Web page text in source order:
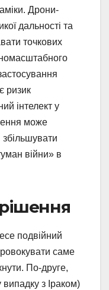
Дрони-
дальності та
точкових
ризик
інтелект у
може
війни» в
подвійний
саме
По-друге,
випадку з Іраком)